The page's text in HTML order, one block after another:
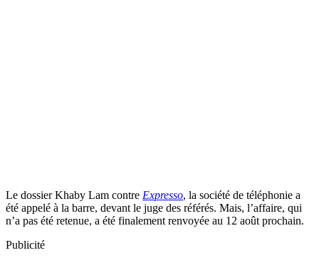
Le dossier Khaby Lam contre Expresso, la société de téléphonie a
été appelé à la barre, devant le juge des référés. Mais, l’affaire, qui
n’a pas été retenue, a été finalement renvoyée au 12 août prochain.
Publicité